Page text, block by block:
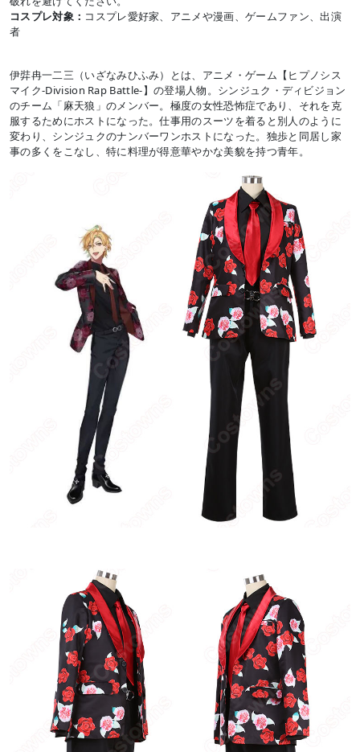
コスプレ対象： コスプレ愛好家、アニメや漫画、ゲームファン、出演
者
伊弉冉一二三（いざなみひふみ）とは、アニメ・ゲーム【ヒプノシス
マイク-Division Rap Battle-】の登場人物。シンジュク・ディビジョン
のチーム「麻天狼」のメンバー。極度の女性恐怖症であり、それを克
服するためにホストになった。仕事用のスーツを着ると別人のように
変わり、シンジュクのナンバーワンホストになった。独歩と同居し家
事の多くをこなし、特に料理が得意華やかな美貌を持つ青年。